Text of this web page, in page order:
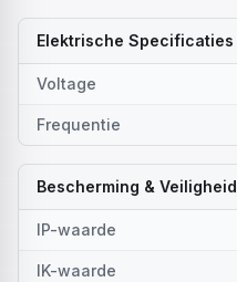
Elektrische Specificaties
Voltage
Frequentie
Bescherming & Veiligheid
IP-waarde
IK-waarde